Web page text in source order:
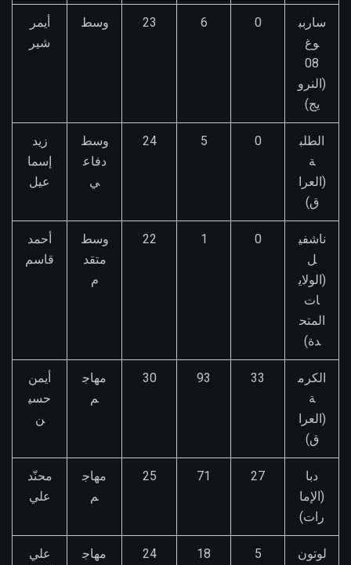
ساربب
وغ
08
(النرو
يج)
0
6
23 وسط
أيمر
شير
الطلب
ة
(العرا
ق)
0
5
24
وسط
دفاع
ي
زيد
إسما
عيل
ناشفي
ل
(الولاي
ات
المتح
دة)
0
1
22
وسط
متقد
م
أحمد
قاسم
الكرم
ة
(العرا
ق)
33
93
30
مهاج
م
أيمن
حسي
ن
دبا
(الإما
رات)
27
71
25
مهاج
م
محنّد
علي
لوتون
5
18
24
مهاج
علي